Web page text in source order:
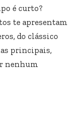
é curto?
te apresentam
do clássico
principais,
nenhum